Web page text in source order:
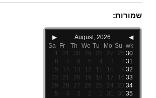
שמורות:
◀
August, 2026
▶
wk
Su
Mo
Tu
We
Th
Fr
Sa
30
26
27
28
29
30
31
1
31
2
3
4
5
6
7
8
32
9
10
11
12
13
14
15
33
16
17
18
19
20
21
22
34
23
24
25
26
27
28
29
35
30
31
1
2
3
4
5